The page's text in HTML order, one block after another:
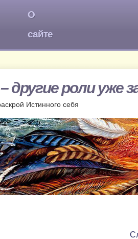
О
сайте
другие роли уже
Истинного себя